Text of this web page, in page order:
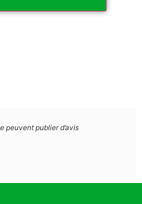
peuvent publier d’avis